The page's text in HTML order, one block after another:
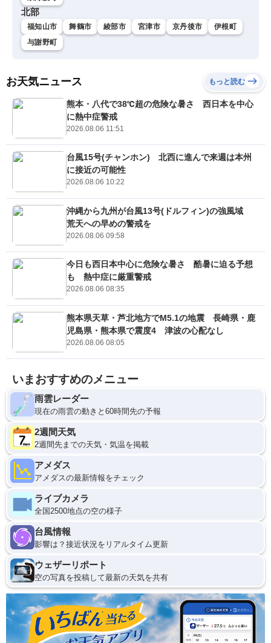
北部
福知山市 舞鶴市 綾部市 宮津市 京丹後市
伊根町
与謝野町
お天気ニュース もっと読む
熊本・八代で38℃超の危険な暑さ 西日本を中心
に熱中症警戒
2026.08.06 11:51
台風15号(チャンホン) 北西に進んで来週は本州
に接近の可能性
2026.08.06 10:22
沖縄から九州が台風13号(ドルフィン)の強風域
荒天への早めの警戒を
2026.08.06 09:58
今日も西日本中心に危険な暑さ 酷暑に迫る予想
も 熱中症に厳重警戒
2026.08.06 08:35
熊本県天草・芦北地方でM5.1の地震 長崎県・鹿
児島県・熊本県で震度4 津波の心配なし
2026.08.06 08:05
いまおすすめのメニュー
雨雲レーダー
現在の雨雲の動きと60時間先の予報
2週間天気
2週間先までの天気・気温を掲載
アメダス
アメダスの最新情報をチェック
ライブカメラ
全国2500地点の空の様子
台風情報
影響は？接近状況をリアルタイム更新
ウェザーリポート
空の写真を投稿して最新の天気を共有